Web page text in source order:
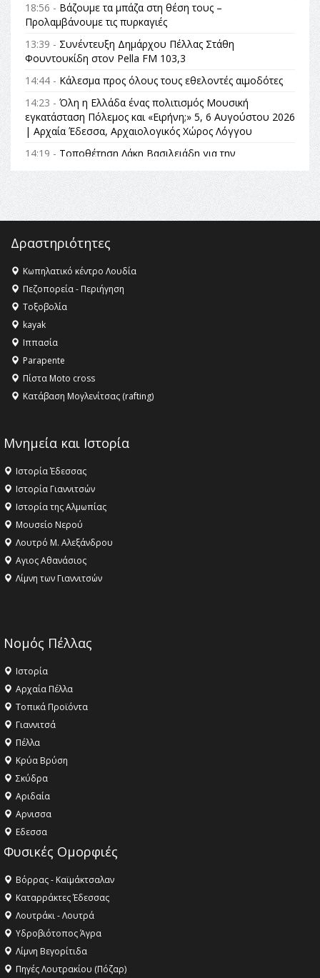
18:56 - Βάζουμε τα μπάζα στη θέση τους –
Προλαμβάνουμε τις πυρκαγιές
13:39 - Συνέντευξη Δημάρχου Πέλλας Στάθη
Φουντουκίδη στον Pella FM 103,3
14:44 - Κάλεσμα προς όλους τους εθελοντές αιμοδότες
14:23 - Όλη η Ελλάδα ένας πολιτισμός Μουσική
εγκατάσταση Πόλεμος και «Ειρήνη;» 5, 6 Αυγούστου 2026
| Αρχαία Έδεσσα, Αρχαιολογικός Χώρος Λόγγου
14:19 - Τοποθέτηση Λάκη Βασιλειάδη για την
Αναθεώρηση του Συντάγματος: «Σε τέτοιες κορυφαίες
θεσμικές διαδικασίες υπάρχει μόνο η ευθύνη απέναντι
στις επόμενες γενιές»
16:35 -Το πρόγραμμα του ΠΑΟΚ στον δεύτερο γύρο του
16:27 - Όλυμπος: Εντάχθηκε στον Κατάλογο Παγκόσμιας
Κληρονομιάς της UNESCO – Ομόφωνη η απόφαση Ο
Όλυμπος αναγνωρίστηκε ως φυσικό και πολιτιστικό
αγαθό εξέχουσας οικουμενικής αξίας για την
ανθρωπότητα
16:18 -
ΣΤΗΝ ΕΔΕΣΣΑ
Δραστηριότητες
Κωπηλατικό κέντρο Λουδία
Πεζοπορεία - Περιήγηση
Τοξοβολία
kayak
Ιππασία
Parapente
Πίστα Moto cross
Κατάβαση Μογλενίτσας (rafting)
Μνημεία και Ιστορία
Ιστορία Έδεσσας
Ιστορία Γιαννιτσών
Ιστορία της Αλμωπίας
Μουσείο Νερού
Λουτρό Μ. Αλεξάνδρου
Αγιος Αθανάσιος
Λίμνη των Γιαννιτσών
Νομός Πέλλας
Ιστορία
Αρχαία Πέλλα
Τοπικά Προϊόντα
Γιαννιτσά
Πέλλα
Κρύα Βρύση
Σκύδρα
Αριδαία
Aρνισσα
Eδεσσα
Φυσικές Ομορφιές
Βόρρας - Καϊμάκτσαλαν
Καταρράκτες Έδεσσας
Λουτράκι - Λουτρά
Υδροβιότοπος Άγρα
Λίμνη Βεγορίτιδα
Πηγές Λουτρακίου (Πόζαρ)